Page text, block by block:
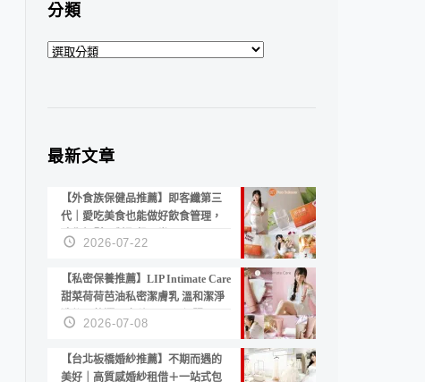
分類
分
最新文章
【外食族保健品推薦】即客纖第三
代｜愛吃美食也能做好飲食管理，
陪你輕鬆面對聚餐日常！
2026-07-22
【私密保養推薦】LIP Intimate Care
甜菜荷荷芭油私密潔膚乳 溫和潔淨
洗後不乾澀 不起泡反而更舒服！
2026-07-08
【台北板橋婚紗推薦】不期而遇的
美好｜高質感婚紗租借＋一站式包